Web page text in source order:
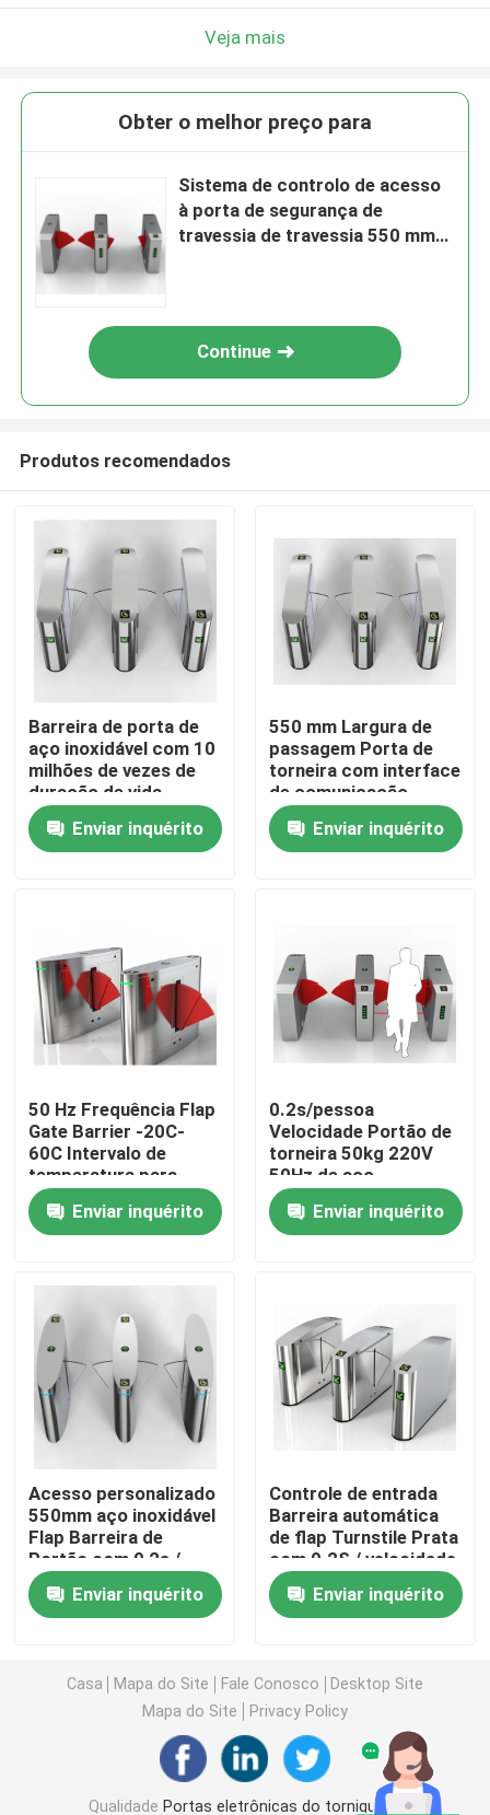
Produtos
Vídeos
Fábrica
Controle de Qualidade
Fale Conosco
notícias
Portas eletrônicas do torniquete
Porta de balanço do torniquete
Porta do torniquete da aleta
Porta do torniquete do tripé
Torniquete da porta de velocidade
Máquina biométrica de reconhecimento facial
Veja mais
Obter o melhor preço para
Sistema de controlo de acesso
à porta de segurança de
travessia de travessia 550 mm
Continue
Produtos recomendados
Barreira de porta de
aço inoxidável com 10
milhões de vezes de
duração de vida
Velocidade 0,2 s /
pessoaEnviar inquérito
550 mm Largura de
passagem Porta de
torneira com interface
de comunicação
RS232
Enviar inquérito
50 Hz Frequência Flap
Gate Barrier -20C-
60C Intervalo de
temperatura para
controle de acesso
Enviar inquérito
0.2s/pessoa
Velocidade Portão de
torneira 50kg 220V
50Hz de aço
inoxidável Design
modernoEnviar inquérito
Acesso personalizado
550mm aço inoxidável
Flap Barreira de
Portão com 0,2s /
pessoa velocidade
Enviar inquérito
Controle de entrada
Barreira automática
de flap Turnstile Prata
com 0.2S / velocidade
de pessoa
Enviar inquérito
Casa Mapa do Site Fale Conosco
Desktop Site
Mapa do Site
Privacy Policy
Qualidade Portas eletrônicas do torniquete